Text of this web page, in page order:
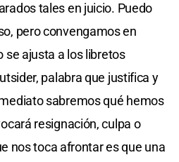
tales en juicio. Puedo
pero convengamos en
se ajusta a los libretos
palabra que justifica y
sabremos qué hemos
resignación, culpa o
nos toca afrontar es que una